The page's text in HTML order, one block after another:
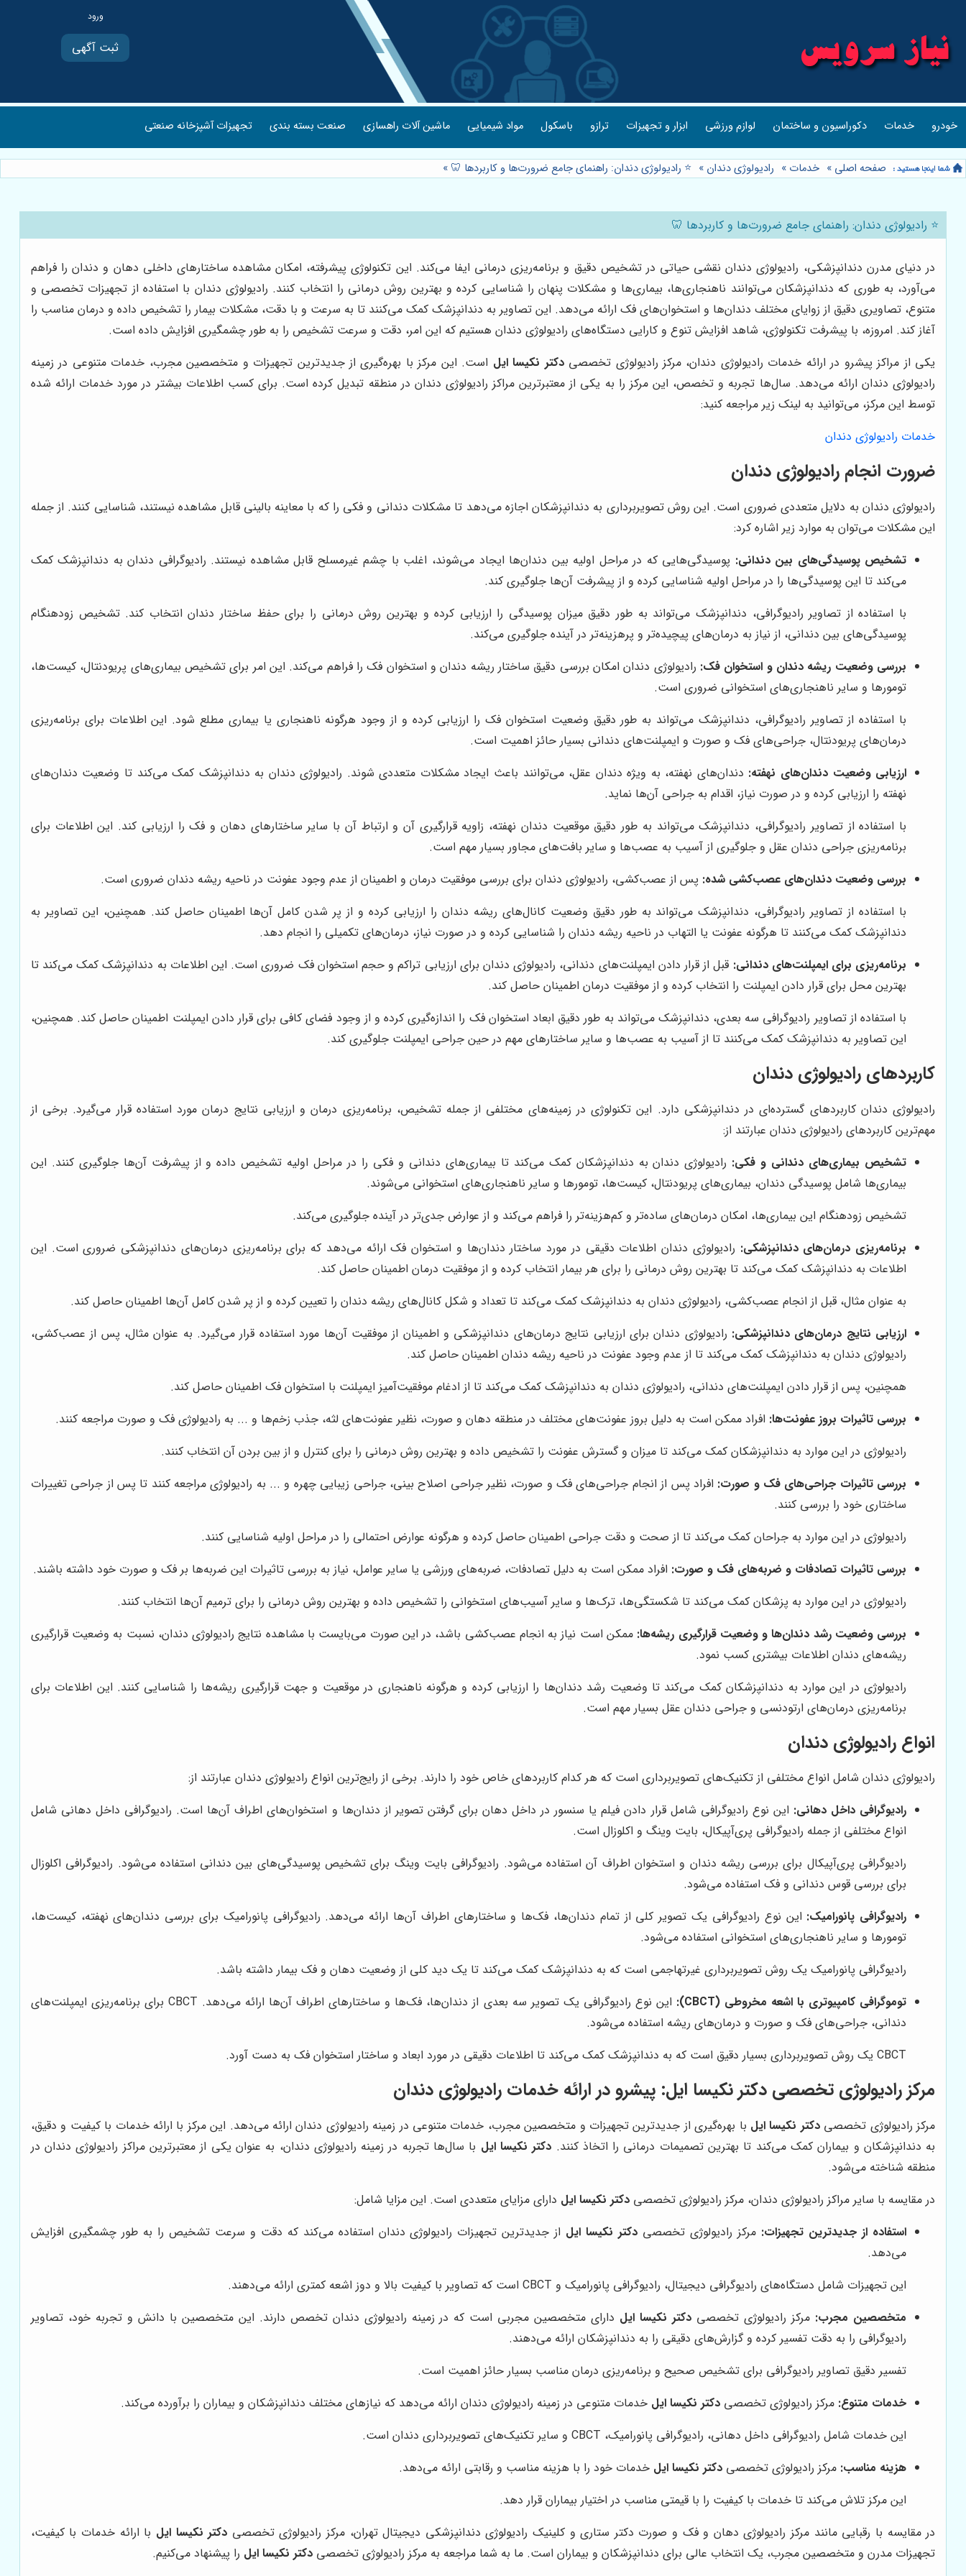
ثبت آگهی
خودرو خدمات دکوراسیون و ساختمان لوازم ورزشی ابزار و تجهیزات ترازو باسکول مواد شیمیایی ماشین آلات راهسازی صنعت بسته بندی تجهیزات آشپزخانه صنعتی
صفحه اصلی » خدمات » رادیولوژی دندان » ⭐️ رادیولوژی دندان: راهنمای جامع ضرورت‌ها و کاربردها 🦷 »
⭐️ رادیولوژی دندان: راهنمای جامع ضرورت‌ها و کاربردها 🦷
در دنیای مدرن دندانپزشکی، رادیولوژی دندان نقشی حیاتی در تشخیص دقیق و برنامه‌ریزی درمانی ایفا می‌کند. این تکنولوژی پیشرفته، امکان مشاهده ساختارهای داخلی دهان و دندان را فراهم
می‌آورد، به طوری که دندانپزشکان می‌توانند ناهنجاری‌ها، بیماری‌ها و مشکلات پنهان را شناسایی کرده و بهترین روش درمانی را انتخاب کنند. رادیولوژی دندان با استفاده از تجهیزات تخصصی و
متنوع، تصاویری دقیق از زوایای مختلف دندان‌ها و استخوان‌های فک ارائه می‌دهد. این تصاویر به دندانپزشک کمک می‌کنند تا به سرعت و با دقت، مشکلات بیمار را تشخیص داده و درمان مناسب را
آغاز کند. امروزه، با پیشرفت تکنولوژی، شاهد افزایش تنوع و کارایی دستگاه‌های رادیولوژی دندان هستیم که این امر، دقت و سرعت تشخیص را به طور چشمگیری افزایش داده است.
یکی از مراکز پیشرو در ارائه خدمات رادیولوژی دندان، مرکز رادیولوژی تخصصیدکتر نکیسا ایل است. این مرکز با بهره‌گیری از جدیدترین تجهیزات و متخصصین مجرب، خدمات متنوعی در زمینه
رادیولوژی دندان ارائه می‌دهد. سال‌ها تجربه و تخصص، این مرکز را به یکی از معتبرترین مراکز رادیولوژی دندان در منطقه تبدیل کرده است. برای کسب اطلاعات بیشتر در مورد خدمات ارائه شده
توسط این مرکز، می‌توانید به لینک زیر مراجعه کنید:
خدمات رادیولوژی دندان
ضرورت انجام رادیولوژی دندان
رادیولوژی دندان به دلایل متعددی ضروری است. این روش تصویربرداری به دندانپزشکان اجازه می‌دهد تا مشکلات دندانی و فکی را که با معاینه بالینی قابل مشاهده نیستند، شناسایی کنند. از جمله
این مشکلات می‌توان به موارد زیر اشاره کرد:
تشخیص پوسیدگی‌های بین دندانی: پوسیدگی‌هایی که در مراحل اولیه بین دندان‌ها ایجاد می‌شوند، اغلب با چشم غیرمسلح قابل مشاهده نیستند. رادیوگرافی دندان به دندانپزشک کمک
می‌کند تا این پوسیدگی‌ها را در مراحل اولیه شناسایی کرده و از پیشرفت آن‌ها جلوگیری کند.
با استفاده از تصاویر رادیوگرافی، دندانپزشک می‌تواند به طور دقیق میزان پوسیدگی را ارزیابی کرده و بهترین روش درمانی را برای حفظ ساختار دندان انتخاب کند. تشخیص زودهنگام
پوسیدگی‌های بین دندانی، از نیاز به درمان‌های پیچیده‌تر و پرهزینه‌تر در آینده جلوگیری می‌کند.
بررسی وضعیت ریشه دندان و استخوان فک: رادیولوژی دندان امکان بررسی دقیق ساختار ریشه دندان و استخوان فک را فراهم می‌کند. این امر برای تشخیص بیماری‌های پریودنتال، کیست‌ها،
تومورها و سایر ناهنجاری‌های استخوانی ضروری است.
با استفاده از تصاویر رادیوگرافی، دندانپزشک می‌تواند به طور دقیق وضعیت استخوان فک را ارزیابی کرده و از وجود هرگونه ناهنجاری یا بیماری مطلع شود. این اطلاعات برای برنامه‌ریزی
درمان‌های پریودنتال، جراحی‌های فک و صورت و ایمپلنت‌های دندانی بسیار حائز اهمیت است.
ارزیابی وضعیت دندان‌های نهفته: دندان‌های نهفته، به ویژه دندان عقل، می‌توانند باعث ایجاد مشکلات متعددی شوند. رادیولوژی دندان به دندانپزشک کمک می‌کند تا وضعیت دندان‌های
نهفته را ارزیابی کرده و در صورت نیاز، اقدام به جراحی آن‌ها نماید.
با استفاده از تصاویر رادیوگرافی، دندانپزشک می‌تواند به طور دقیق موقعیت دندان نهفته، زاویه قرارگیری آن و ارتباط آن با سایر ساختارهای دهان و فک را ارزیابی کند. این اطلاعات برای
برنامه‌ریزی جراحی دندان عقل و جلوگیری از آسیب به عصب‌ها و سایر بافت‌های مجاور بسیار مهم است.
بررسی وضعیت دندان‌های عصب‌کشی شده: پس از عصب‌کشی، رادیولوژی دندان برای بررسی موفقیت درمان و اطمینان از عدم وجود عفونت در ناحیه ریشه دندان ضروری است.
با استفاده از تصاویر رادیوگرافی، دندانپزشک می‌تواند به طور دقیق وضعیت کانال‌های ریشه دندان را ارزیابی کرده و از پر شدن کامل آن‌ها اطمینان حاصل کند. همچنین، این تصاویر به
دندانپزشک کمک می‌کنند تا هرگونه عفونت یا التهاب در ناحیه ریشه دندان را شناسایی کرده و در صورت نیاز، درمان‌های تکمیلی را انجام دهد.
برنامه‌ریزی برای ایمپلنت‌های دندانی: قبل از قرار دادن ایمپلنت‌های دندانی، رادیولوژی دندان برای ارزیابی تراکم و حجم استخوان فک ضروری است. این اطلاعات به دندانپزشک کمک می‌کند تا
بهترین محل برای قرار دادن ایمپلنت را انتخاب کرده و از موفقیت درمان اطمینان حاصل کند.
با استفاده از تصاویر رادیوگرافی سه بعدی، دندانپزشک می‌تواند به طور دقیق ابعاد استخوان فک را اندازه‌گیری کرده و از وجود فضای کافی برای قرار دادن ایمپلنت اطمینان حاصل کند. همچنین،
این تصاویر به دندانپزشک کمک می‌کنند تا از آسیب به عصب‌ها و سایر ساختارهای مهم در حین جراحی ایمپلنت جلوگیری کند.
کاربردهای رادیولوژی دندان
رادیولوژی دندان کاربردهای گسترده‌ای در دندانپزشکی دارد. این تکنولوژی در زمینه‌های مختلفی از جمله تشخیص، برنامه‌ریزی درمان و ارزیابی نتایج درمان مورد استفاده قرار می‌گیرد. برخی از
مهم‌ترین کاربردهای رادیولوژی دندان عبارتند از:
تشخیص بیماری‌های دندانی و فکی: رادیولوژی دندان به دندانپزشکان کمک می‌کند تا بیماری‌های دندانی و فکی را در مراحل اولیه تشخیص داده و از پیشرفت آن‌ها جلوگیری کنند. این
بیماری‌ها شامل پوسیدگی دندان، بیماری‌های پریودنتال، کیست‌ها، تومورها و سایر ناهنجاری‌های استخوانی می‌شوند.
تشخیص زودهنگام این بیماری‌ها، امکان درمان‌های ساده‌تر و کم‌هزینه‌تر را فراهم می‌کند و از عوارض جدی‌تر در آینده جلوگیری می‌کند.
برنامه‌ریزی درمان‌های دندانپزشکی: رادیولوژی دندان اطلاعات دقیقی در مورد ساختار دندان‌ها و استخوان فک ارائه می‌دهد که برای برنامه‌ریزی درمان‌های دندانپزشکی ضروری است. این
اطلاعات به دندانپزشک کمک می‌کند تا بهترین روش درمانی را برای هر بیمار انتخاب کرده و از موفقیت درمان اطمینان حاصل کند.
به عنوان مثال، قبل از انجام عصب‌کشی، رادیولوژی دندان به دندانپزشک کمک می‌کند تا تعداد و شکل کانال‌های ریشه دندان را تعیین کرده و از پر شدن کامل آن‌ها اطمینان حاصل کند.
ارزیابی نتایج درمان‌های دندانپزشکی: رادیولوژی دندان برای ارزیابی نتایج درمان‌های دندانپزشکی و اطمینان از موفقیت آن‌ها مورد استفاده قرار می‌گیرد. به عنوان مثال، پس از عصب‌کشی،
رادیولوژی دندان به دندانپزشک کمک می‌کند تا از عدم وجود عفونت در ناحیه ریشه دندان اطمینان حاصل کند.
همچنین، پس از قرار دادن ایمپلنت‌های دندانی، رادیولوژی دندان به دندانپزشک کمک می‌کند تا از ادغام موفقیت‌آمیز ایمپلنت با استخوان فک اطمینان حاصل کند.
بررسی تاثیرات بروز عفونت‌ها: افراد ممکن است به دلیل بروز عفونت‌های مختلف در منطقه دهان و صورت، نظیر عفونت‌های لثه، جذب زخم‌ها و ... به رادیولوژی فک و صورت مراجعه کنند.
رادیولوژی در این موارد به دندانپزشکان کمک می‌کند تا میزان و گسترش عفونت را تشخیص داده و بهترین روش درمانی را برای کنترل و از بین بردن آن انتخاب کنند.
بررسی تاثیرات جراحی‌های فک و صورت: افراد پس از انجام جراحی‌های فک و صورت، نظیر جراحی اصلاح بینی، جراحی زیبایی چهره و ... به رادیولوژی مراجعه کنند تا پس از جراحی تغییرات
ساختاری خود را بررسی کنند.
رادیولوژی در این موارد به جراحان کمک می‌کند تا از صحت و دقت جراحی اطمینان حاصل کرده و هرگونه عوارض احتمالی را در مراحل اولیه شناسایی کنند.
بررسی تاثیرات تصادفات و ضربه‌های فک و صورت: افراد ممکن است به دلیل تصادفات، ضربه‌های ورزشی یا سایر عوامل، نیاز به بررسی تاثیرات این ضربه‌ها بر فک و صورت خود داشته باشند.
رادیولوژی در این موارد به پزشکان کمک می‌کند تا شکستگی‌ها، ترک‌ها و سایر آسیب‌های استخوانی را تشخیص داده و بهترین روش درمانی را برای ترمیم آن‌ها انتخاب کنند.
بررسی وضعیت رشد دندان‌ها و وضعیت قرارگیری ریشه‌ها: ممکن است نیاز به انجام عصب‌کشی باشد، در این صورت می‌بایست با مشاهده نتایج رادیولوژی دندان، نسبت به وضعیت قرارگیری
ریشه‌های دندان اطلاعات بیشتری کسب نمود.
رادیولوژی در این موارد به دندانپزشکان کمک می‌کند تا وضعیت رشد دندان‌ها را ارزیابی کرده و هرگونه ناهنجاری در موقعیت و جهت قرارگیری ریشه‌ها را شناسایی کنند. این اطلاعات برای
برنامه‌ریزی درمان‌های ارتودنسی و جراحی دندان عقل بسیار مهم است.
انواع رادیولوژی دندان
رادیولوژی دندان شامل انواع مختلفی از تکنیک‌های تصویربرداری است که هر کدام کاربردهای خاص خود را دارند. برخی از رایج‌ترین انواع رادیولوژی دندان عبارتند از:
رادیوگرافی داخل دهانی: این نوع رادیوگرافی شامل قرار دادن فیلم یا سنسور در داخل دهان برای گرفتن تصویر از دندان‌ها و استخوان‌های اطراف آن‌ها است. رادیوگرافی داخل دهانی شامل
انواع مختلفی از جمله رادیوگرافی پری‌آپیکال، بایت وینگ و اکلوزال است.
رادیوگرافی پری‌آپیکال برای بررسی ریشه دندان و استخوان اطراف آن استفاده می‌شود. رادیوگرافی بایت وینگ برای تشخیص پوسیدگی‌های بین دندانی استفاده می‌شود. رادیوگرافی اکلوزال
برای بررسی قوس دندانی و فک استفاده می‌شود.
رادیوگرافی پانورامیک: این نوع رادیوگرافی یک تصویر کلی از تمام دندان‌ها، فک‌ها و ساختارهای اطراف آن‌ها ارائه می‌دهد. رادیوگرافی پانورامیک برای بررسی دندان‌های نهفته، کیست‌ها،
تومورها و سایر ناهنجاری‌های استخوانی استفاده می‌شود.
رادیوگرافی پانورامیک یک روش تصویربرداری غیرتهاجمی است که به دندانپزشک کمک می‌کند تا یک دید کلی از وضعیت دهان و فک بیمار داشته باشد.
توموگرافی کامپیوتری با اشعه مخروطی (CBCT):
این نوع رادیوگرافی یک تصویر سه بعدی از دندان‌ها، فک‌ها و ساختارهای اطراف آن‌ها ارائه می‌دهد. CBCT برای برنامه‌ریزی ایمپلنت‌های
دندانی، جراحی‌های فک و صورت و درمان‌های ریشه استفاده می‌شود.
CBCT یک روش تصویربرداری بسیار دقیق است که به دندانپزشک کمک می‌کند تا اطلاعات دقیقی در مورد ابعاد و ساختار استخوان فک به دست آورد.
مرکز رادیولوژی تخصصی دکتر نکیسا ایل: پیشرو در ارائه خدمات رادیولوژی دندان
مرکز رادیولوژی تخصصیدکتر نکیسا ایل با بهره‌گیری از جدیدترین تجهیزات و متخصصین مجرب، خدمات متنوعی در زمینه رادیولوژی دندان ارائه می‌دهد. این مرکز با ارائه خدمات با کیفیت و دقیق،
به دندانپزشکان و بیماران کمک می‌کند تا بهترین تصمیمات درمانی را اتخاذ کنند. دکتر نکیسا ایل با سال‌ها تجربه در زمینه رادیولوژی دندان، به عنوان یکی از معتبرترین مراکز رادیولوژی دندان در
منطقه شناخته می‌شود.
در مقایسه با سایر مراکز رادیولوژی دندان، مرکز رادیولوژی تخصصی دکتر نکیسا ایل دارای مزایای متعددی است. این مزایا شامل:
استفاده از جدیدترین تجهیزات: مرکز رادیولوژی تخصصی دکتر نکیسا ایل از جدیدترین تجهیزات رادیولوژی دندان استفاده می‌کند که دقت و سرعت تشخیص را به طور چشمگیری افزایش
می‌دهد.
این تجهیزات شامل دستگاه‌های رادیوگرافی دیجیتال، رادیوگرافی پانورامیک و CBCT است که تصاویر با کیفیت بالا و دوز اشعه کمتری ارائه می‌دهند.
متخصصین مجرب: مرکز رادیولوژی تخصصی دکتر نکیسا ایل دارای متخصصین مجربی است که در زمینه رادیولوژی دندان تخصص دارند. این متخصصین با دانش و تجربه خود، تصاویر
رادیوگرافی را به دقت تفسیر کرده و گزارش‌های دقیقی را به دندانپزشکان ارائه می‌دهند.
تفسیر دقیق تصاویر رادیوگرافی برای تشخیص صحیح و برنامه‌ریزی درمان مناسب بسیار حائز اهمیت است.
خدمات متنوع: مرکز رادیولوژی تخصصی دکتر نکیسا ایل خدمات متنوعی در زمینه رادیولوژی دندان ارائه می‌دهد که نیازهای مختلف دندانپزشکان و بیماران را برآورده می‌کند.
این خدمات شامل رادیوگرافی داخل دهانی، رادیوگرافی پانورامیک، CBCT و سایر تکنیک‌های تصویربرداری دندان است.
هزینه مناسب: مرکز رادیولوژی تخصصی دکتر نکیسا ایل خدمات خود را با هزینه مناسب و رقابتی ارائه می‌دهد.
این مرکز تلاش می‌کند تا خدمات با کیفیت را با قیمتی مناسب در اختیار بیماران قرار دهد.
در مقایسه با رقبایی مانند مرکز رادیولوژی دهان و فک و صورت دکتر ستاری و کلینیک رادیولوژی دندانپزشکی دیجیتال تهران، مرکز رادیولوژی تخصصی دکتر نکیسا ایل با ارائه خدمات با کیفیت،
تجهیزات مدرن و متخصصین مجرب، یک انتخاب عالی برای دندانپزشکان و بیماران است. ما به شما مراجعه به مرکز رادیولوژی تخصصی دکتر نکیسا ایل را پیشنهاد می‌کنیم.